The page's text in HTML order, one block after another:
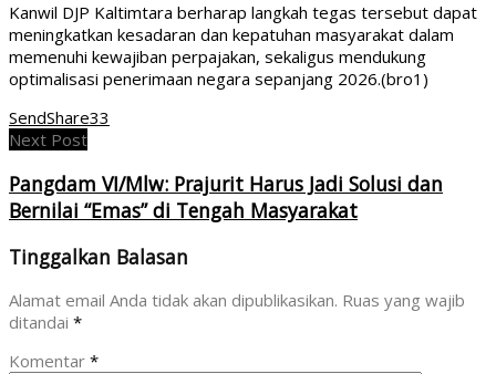
Kanwil DJP Kaltimtara berharap langkah tegas tersebut dapat
meningkatkan kesadaran dan kepatuhan masyarakat dalam
memenuhi kewajiban perpajakan, sekaligus mendukung
optimalisasi penerimaan negara sepanjang 2026.(bro1)
SendShare33
Next Post
Pangdam VI/Mlw: Prajurit Harus Jadi Solusi dan
Bernilai “Emas” di Tengah Masyarakat
Tinggalkan Balasan
Alamat email Anda tidak akan dipublikasikan. Ruas yang wajib
ditandai *
Komentar *